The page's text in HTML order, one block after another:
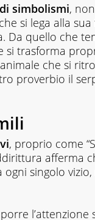
simbolismi, non
si lega alla sua
Da quello che
si trasforma
che si
proverbio il
, proprio come
afferma
singolo vizio,
l’attenzione